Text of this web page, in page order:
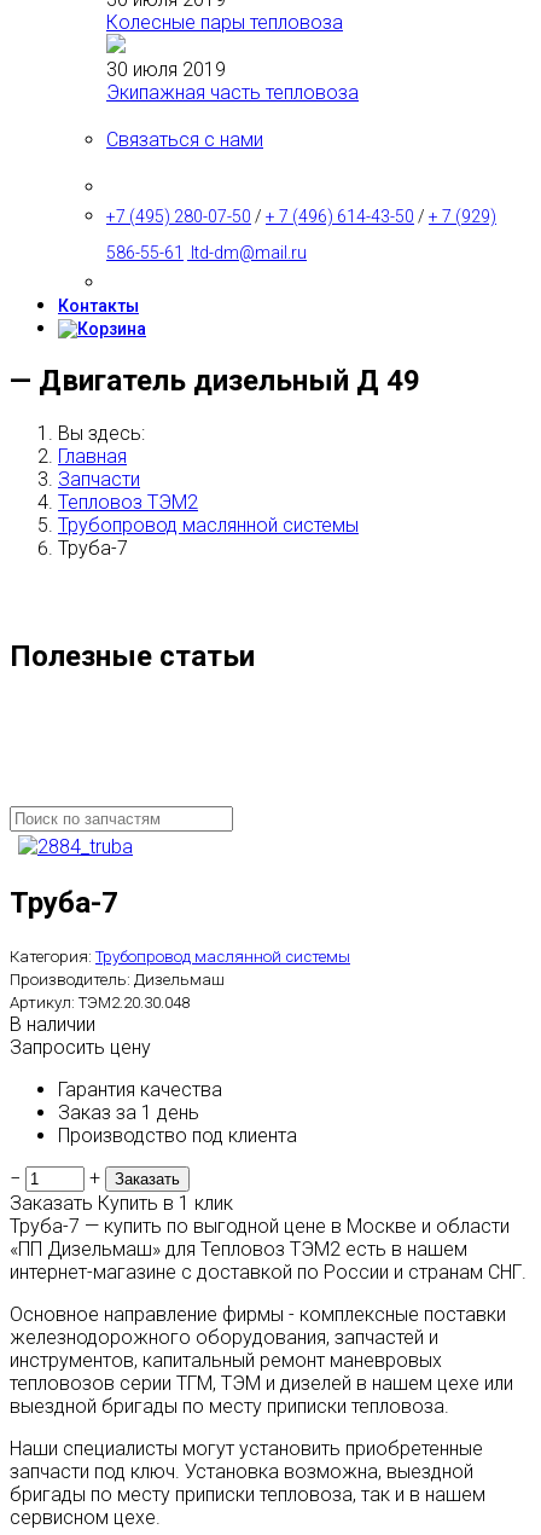
Колесные пары тепловоза
30 июля 2019
Экипажная часть тепловоза
Связаться с нами
+7 (495) 280-07-50 / + 7 (496) 614-43-50 / + 7 (929)
586-55-61
ltd-dm@mail.ru
Контакты
— Двигатель дизельный Д 49
Вы здесь:
Главная
Запчасти
Тепловоз ТЭМ2
Трубопровод маслянной системы
Труба-7
Полезные статьи
Труба-7
Категория:Трубопровод маслянной системы
Производитель: Дизельмаш
Артикул:ТЭМ2.20.30.048
В наличии
Запросить цену
Гарантия качества
Заказ за 1 день
Производство под клиента
−
+
Заказать Купить в 1 клик
Труба-7 — купить по выгодной цене в Москве и области
«ПП Дизельмаш» для Тепловоз ТЭМ2 есть в нашем
интернет-магазине с доставкой по России и странам СНГ.
Основное направление фирмы - комплексные поставки
железнодорожного оборудования, запчастей и
инструментов, капитальный ремонт маневровых
тепловозов серии ТГМ, ТЭМ и дизелей в нашем цехе или
выездной бригады по месту приписки тепловоза.
Наши специалисты могут установить приобретенные
запчасти под ключ. Установка возможна, выездной
бригады по месту приписки тепловоза, так и в нашем
сервисном цехе.